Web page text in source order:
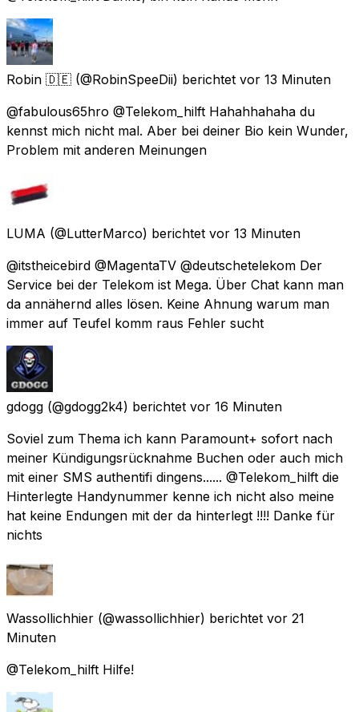
Robin 🇩🇪 (@RobinSpeeDii) berichtet vor 13 Minuten
@fabulous65hro @Telekom_hilft Hahahhahaha du
kennst mich nicht mal. Aber bei deiner Bio kein Wunder,
Problem mit anderen Meinungen
LUMA (@LutterMarco) berichtet vor 13 Minuten
@itstheicebird @MagentaTV @deutschetelekom Der
Service bei der Telekom ist Mega. Über Chat kann man
da annähernd alles lösen. Keine Ahnung warum man
immer auf Teufel komm raus Fehler sucht
gdogg (@gdogg2k4) berichtet vor 16 Minuten
Soviel zum Thema ich kann Paramount+ sofort nach
meiner Kündigungsrücknahme Buchen oder auch mich
mit einer SMS authentifi dingens...... @Telekom_hilft die
Hinterlegte Handynummer kenne ich nicht also meine
hat keine Endungen mit der da hinterlegt !!!! Danke für
nichts
Wassollichhier (@wassollichhier) berichtet vor 21
Minuten
@Telekom_hilft Hilfe!